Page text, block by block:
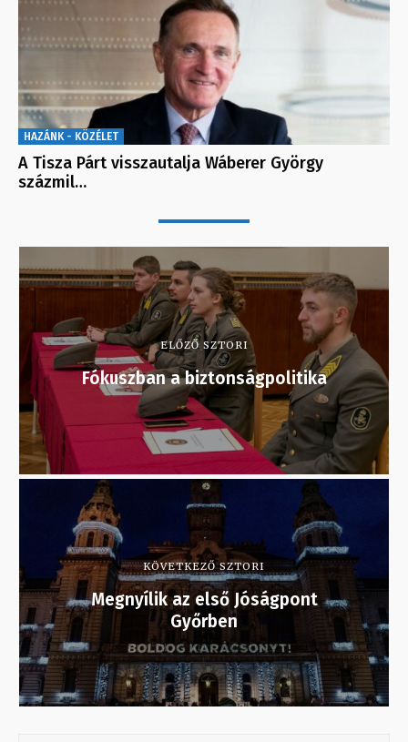
HAZÁNK - KÖZÉLET
A Tisza Párt visszautalja Wáberer György
százmil…
ELŐZŐ SZTORI
Fókuszban a biztonságpolitika
KÖVETKEZŐ SZTORI
Megnyílik az első Jóságpont
Győrben